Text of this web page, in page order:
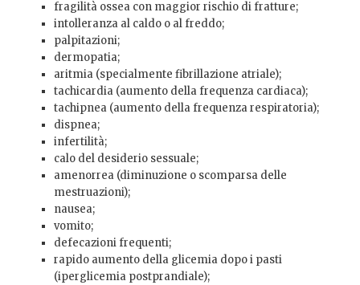
fragilità ossea con maggior rischio di fratture;
intolleranza al caldo o al freddo;
palpitazioni;
dermopatia;
aritmia (specialmente fibrillazione atriale);
tachicardia (aumento della frequenza cardiaca);
tachipnea (aumento della frequenza respiratoria);
dispnea;
infertilità;
calo del desiderio sessuale;
amenorrea (diminuzione o scomparsa delle
mestruazioni);
nausea;
vomito;
defecazioni frequenti;
rapido aumento della glicemia dopo i pasti
(iperglicemia postprandiale);